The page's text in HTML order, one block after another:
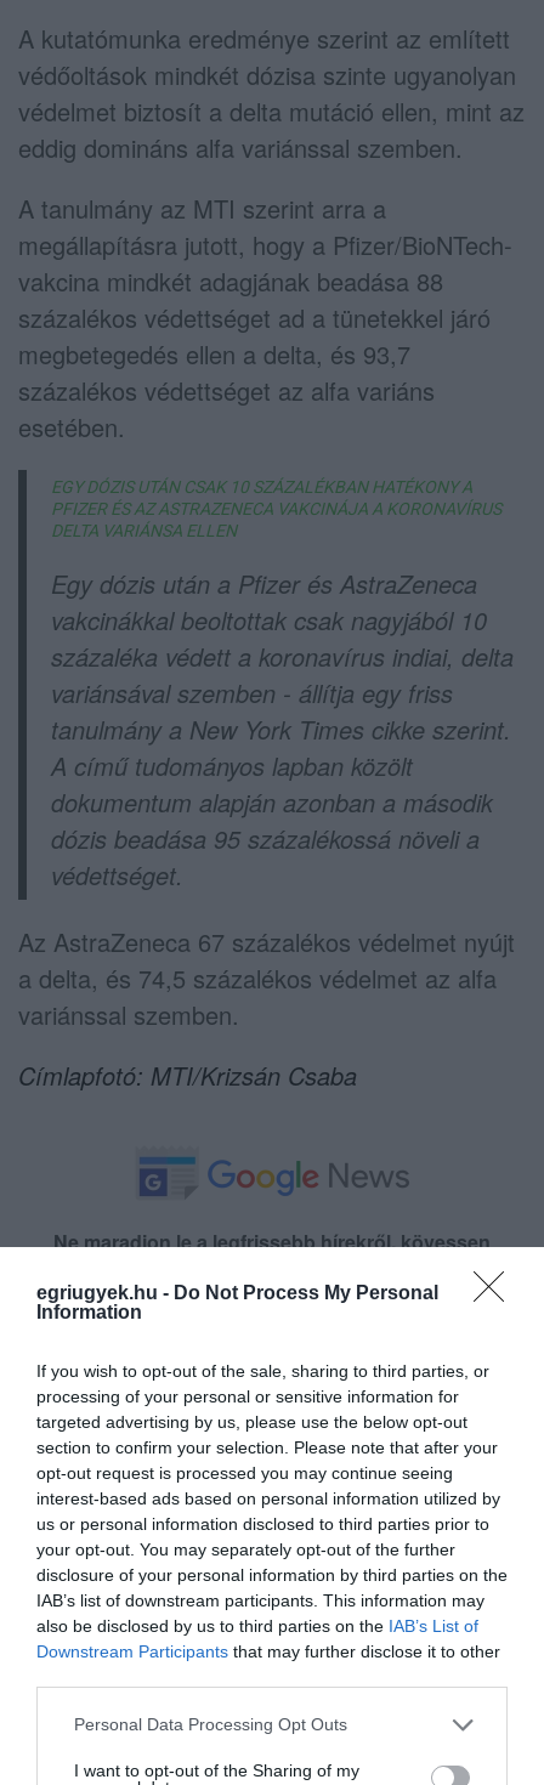
egriugyek.hu - Do Not Process My Personal
Information
If you wish to opt-out of the sale, sharing to third parties, or
processing of your personal or sensitive information for
targeted advertising by us, please use the below opt-out
section to confirm your selection. Please note that after your
opt-out request is processed you may continue seeing
interest-based ads based on personal information utilized by
us or personal information disclosed to third parties prior to
your opt-out. You may separately opt-out of the further
disclosure of your personal information by third parties on the
IAB’s list of downstream participants. This information may
also be disclosed by us to third parties on the IAB’s List of
Downstream Participants that may further disclose it to other
Please note that this website/app uses one or more Google
not limited to your visit or usage behaviour. You may click to
Personal Data Processing Opt Outs
I want to opt-out of the Sharing of my
A kutatómunka eredménye szerint az említett
védőoltások mindkét dózisa szinte ugyanolyan
védelmet biztosít a delta mutáció ellen, mint az
eddig domináns alfa variánssal szemben.
A tanulmány az MTI szerint arra a
megállapításra jutott, hogy a Pfizer/BioNTech-
vakcina mindkét adagjának beadása 88
százalékos védettséget ad a tünetekkel járó
megbetegedés ellen a delta, és 93,7
százalékos védettséget az alfa variáns
esetében.
EGY DÓZIS UTÁN CSAK 10 SZÁZALÉKBAN HATÉKONY A
PFIZER ÉS AZ ASTRAZENECA VAKCINÁJA A KORONAVÍRUS
DELTA VARIÁNSA ELLEN
Egy dózis után a Pfizer és AstraZeneca
vakcinákkal beoltottak csak nagyjából 10
százaléka védett a koronavírus indiai, delta
variánsával szemben - állítja egy friss
tanulmány a New York Times cikke szerint.
A című tudományos lapban közölt
dokumentum alapján azonban a második
dózis beadása 95 százalékossá növeli a
védettséget.
Az AstraZeneca 67 százalékos védelmet nyújt
a delta, és 74,5 százalékos védelmet az alfa
variánssal szemben.
Címlapfotó: MTI/Krizsán Csaba
Ne maradjon le a legfrissebb hírekről, kövessen
bennünket az EGRI ÜGYEK Google Hírek oldalán!
Legfrissebb híreink
A MESTERSÉGES INTELLIGENCIA
MINDENNAPI ÁTALAKULÁSA